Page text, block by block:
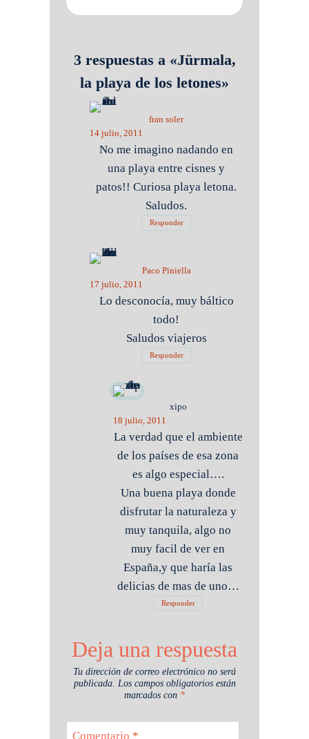
3 respuestas a «Jürmala,
la playa de los letones»
fran soler
14 julio, 2011
No me imagino nadando en
una playa entre cisnes y
patos!! Curiosa playa letona.
Saludos.
Responder
Paco Piniella
17 julio, 2011
Lo desconocía, muy báltico
todo!
Saludos viajeros
Responder
xipo
18 julio, 2011
La verdad que el ambiente
de los países de esa zona
es algo especial….
Una buena playa donde
disfrutar la naturaleza y
muy tanquila, algo no
muy facil de ver en
España,y que haría las
delicias de mas de uno…
Responder
Deja una respuesta
Tu dirección de correo electrónico no será
publicada. Los campos obligatorios están
marcados con *
Comentario *